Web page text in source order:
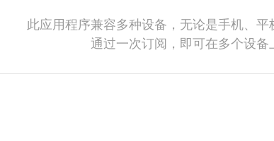
此应用程序兼容多种设备，无论是手机、
通过一次订阅，即可在多个设备